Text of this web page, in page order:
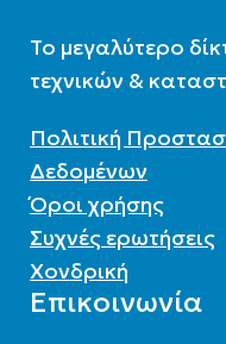
To μεγαλύτερο
τεχνικών &
Πολιτική
Δεδομένων
Όροι χρήσης
Συχνές ερωτήσεις
Χονδρική
Επικοινωνία